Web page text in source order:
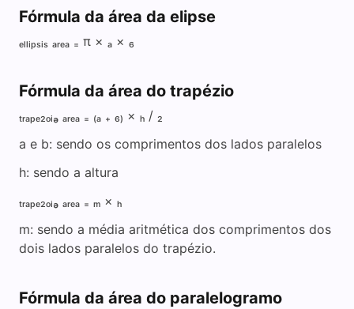
Fórmula da área da elipse
ₑₗₗᵢₚₛᵢₛ ₐᵣₑₐ ₌ π × ₐ × ₆
Fórmula da área do trapézio
ₜᵣₐₚₑ₂ₒᵢₔ ₐᵣₑₐ ₌ ₍ₐ ₊ ₆₎ × ₕ / ₂
a e b: sendo os comprimentos dos lados paralelos
h: sendo a altura
ₜᵣₐₚₑ₂ₒᵢₔ ₐᵣₑₐ ₌ ₘ × ₕ
m: sendo a média aritmética dos comprimentos dos
dois lados paralelos do trapézio.
Fórmula da área do paralelogramo